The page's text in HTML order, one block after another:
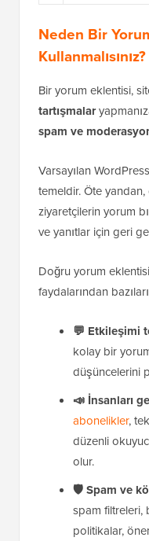
Neden Bir
Kullanmalısınız?
Bir yorum eklentisi,
tartışmalar
spam ve
Varsayılan
temeldir. Öte
ziyaretçilerin yorum
ve yanıtlar için geri
Doğru yorum
faydalarından
💬 Etkileşimi
kolay bir
düşüncelerini
📣 İnsanları
abonelikler,
düzenli
olur.
🛡️ Spam ve
spam filtreleri,
politikalar,